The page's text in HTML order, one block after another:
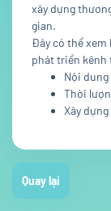
xây dựng
gian.
Đây có thể
phát triển kênh
Nội
Thời
Xây
Quay lại